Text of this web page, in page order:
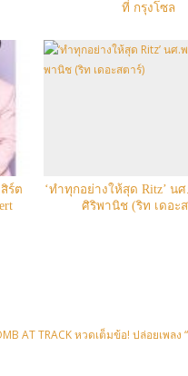
ที่ กรุงโซล
ร์ต
‘ทำทุกอย่างให้สุด Ritz’ น
ศิริพานิช (ริท เดอะ
AT TRACK หวดเต็มข้อ! ปล่อยเพลง